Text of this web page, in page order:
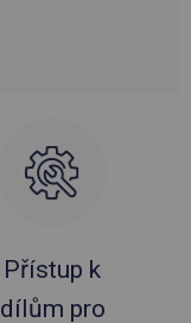
Přístup k
dílům pro